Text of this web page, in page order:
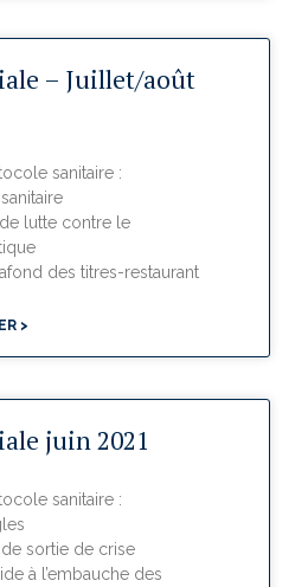
– Juillet/août
sanitaire :
lutte contre le
des titres-restaurant
>
juin 2021
sanitaire :
sortie de crise
à l’embauche des